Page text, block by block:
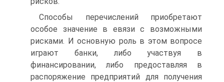
Способы перечислений приобретают
особое значение в евязи с возможными
рисками. И основную роль в этом вопросе
играют банки, либо участвуя в
финансировании, либо предоставляя в
распоряжение предприятий для получения